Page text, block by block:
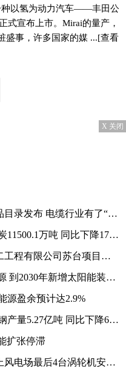
种以氢为动力汽车——丰田公
式宣布上市。Mirai的量产，
盛事，许多国家的媒 ...[查看
X 关闭
布 电缆行业有了“深圳标准”
万吨 同比下降17.5%
限公司苏台项目采购电缆
年新增太阳能装机215吉瓦
源盈余预计达2.9%
量5.27亿吨 同比下降6.5%
扩张停滞
场最后4台涡轮机安装推迟